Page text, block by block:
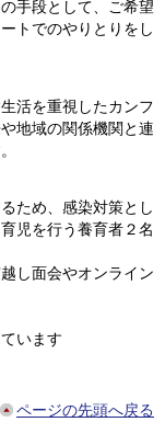
手段として、ご希望
トでのやりとりをし
活を重視したカンフ
地域の関係機関と連
ため、感染対策とし
児を行う養育者２名
し面会やオンライン
います
ページの先頭へ戻る